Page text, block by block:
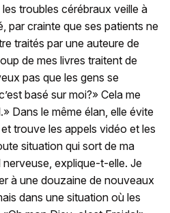
troubles cérébraux veille à
par crainte que ses patients ne
traités par une auteure de
de mes livres traitent de
pas que les gens se
basé sur moi?» Cela me
Dans le même élan, elle évite
trouve les appels vidéo et les
situation qui sort de ma
explique-t-elle. Je
à une douzaine de nouveaux
dans une situation où les